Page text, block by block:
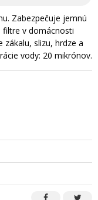
Zabezpečuje jemnú
filtre v domácnosti
zákalu, slizu, hrdze a
vody: 20 mikrónov.